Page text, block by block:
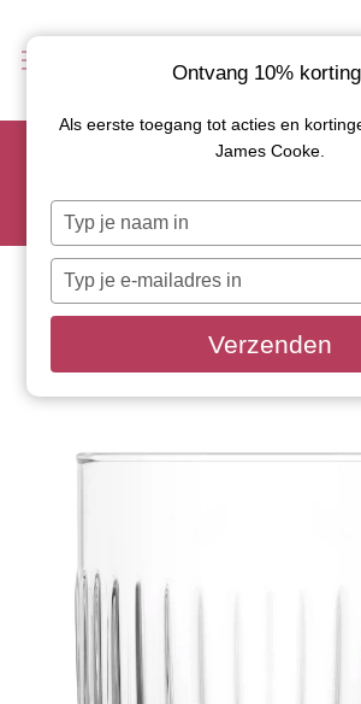
Scoor je favoriete tapasservies nu
Let op: de actie geldt alleen op
Ontvang 10%
Als eerste toegang tot acties en
James Cooke.
Typ
je
naam
Typ
je
e-
in
Verzenden